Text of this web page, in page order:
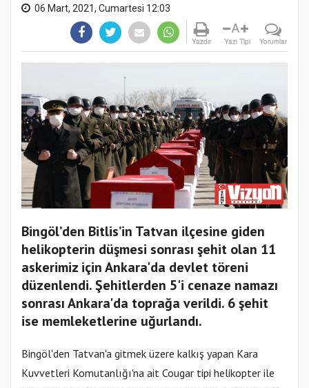
06 Mart, 2021, Cumartesi 12:03
Yazdır
A
Yazı Tipi Yorumlar
Bingöl’den Bitlis’in Tatvan ilçesine giden
helikopterin düşmesi sonrası şehit olan 11
askerimiz için Ankara'da devlet töreni
düzenlendi. Şehitlerden 5'i cenaze namazı
sonrası Ankara'da toprağa verildi. 6 şehit
ise memleketlerine uğurlandı.
Bingöl'den Tatvan'a gitmek üzere kalkış yapan Kara
Kuvvetleri Komutanlığı'na ait Cougar tipi helikopter ile